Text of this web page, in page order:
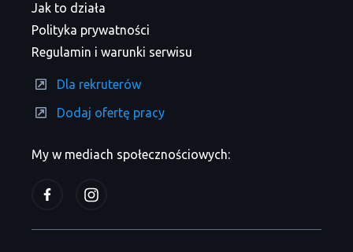
My w mediach społecznościowych:
Jak to działa
Polityka prywatności
Regulamin i warunki serwisu
Dla rekruterów
Dodaj ofertę pracy